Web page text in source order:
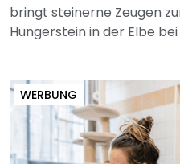
bringt steinerne Zeugen
Hungerstein in der Elbe bei
WERBUNG